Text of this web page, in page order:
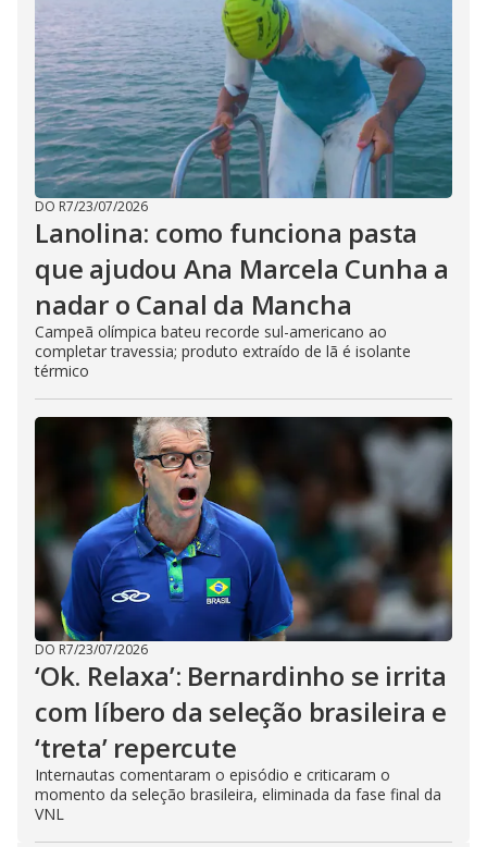
DO R7/23/07/2026
Lanolina: como funciona pasta
que ajudou Ana Marcela Cunha a
nadar o Canal da Mancha
Campeã olímpica bateu recorde sul-americano ao
completar travessia; produto extraído de lã é isolante
térmico
DO R7/23/07/2026
‘Ok. Relaxa’: Bernardinho se irrita
com líbero da seleção brasileira e
‘treta’ repercute
Internautas comentaram o episódio e criticaram o
momento da seleção brasileira, eliminada da fase final da
VNL